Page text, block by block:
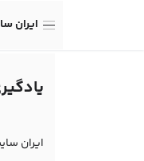
ایران
ایران